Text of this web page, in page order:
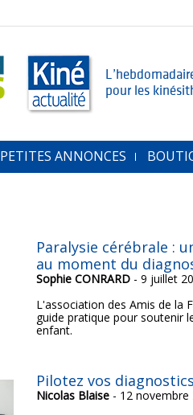
pour les
PETITES ANNONCES
Paralysie cérébrale :
au moment du
Sophie CONRARD - 9 juillet
L'association des Amis de la
guide pratique pour soutenir
enfant.
Pilotez vos
Nicolas Blaise - 12 novembre